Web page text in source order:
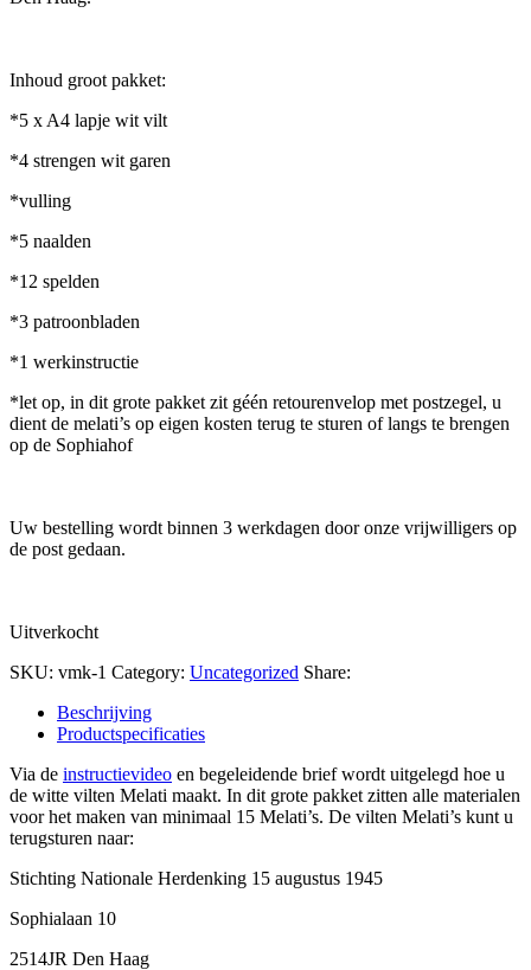
Inhoud groot pakket:
*5 x A4 lapje wit vilt
*4 strengen wit garen
*vulling
*5 naalden
*12 spelden
*3 patroonbladen
*1 werkinstructie
*let op, in dit grote pakket zit géén retourenvelop met postzegel, u
dient de melati’s op eigen kosten terug te sturen of langs te brengen
op de Sophiahof
Uw bestelling wordt binnen 3 werkdagen door onze vrijwilligers op
de post gedaan.
Uitverkocht
SKU: vmk-1 Category: Uncategorized Share:
Beschrijving
Productspecificaties
Via de instructievideo en begeleidende brief wordt uitgelegd hoe u
de witte vilten Melati maakt. In dit grote pakket zitten alle materialen
voor het maken van minimaal 15 Melati’s. De vilten Melati’s kunt u
terugsturen naar:
Stichting Nationale Herdenking 15 augustus 1945
Sophialaan 10
2514JR Den Haag